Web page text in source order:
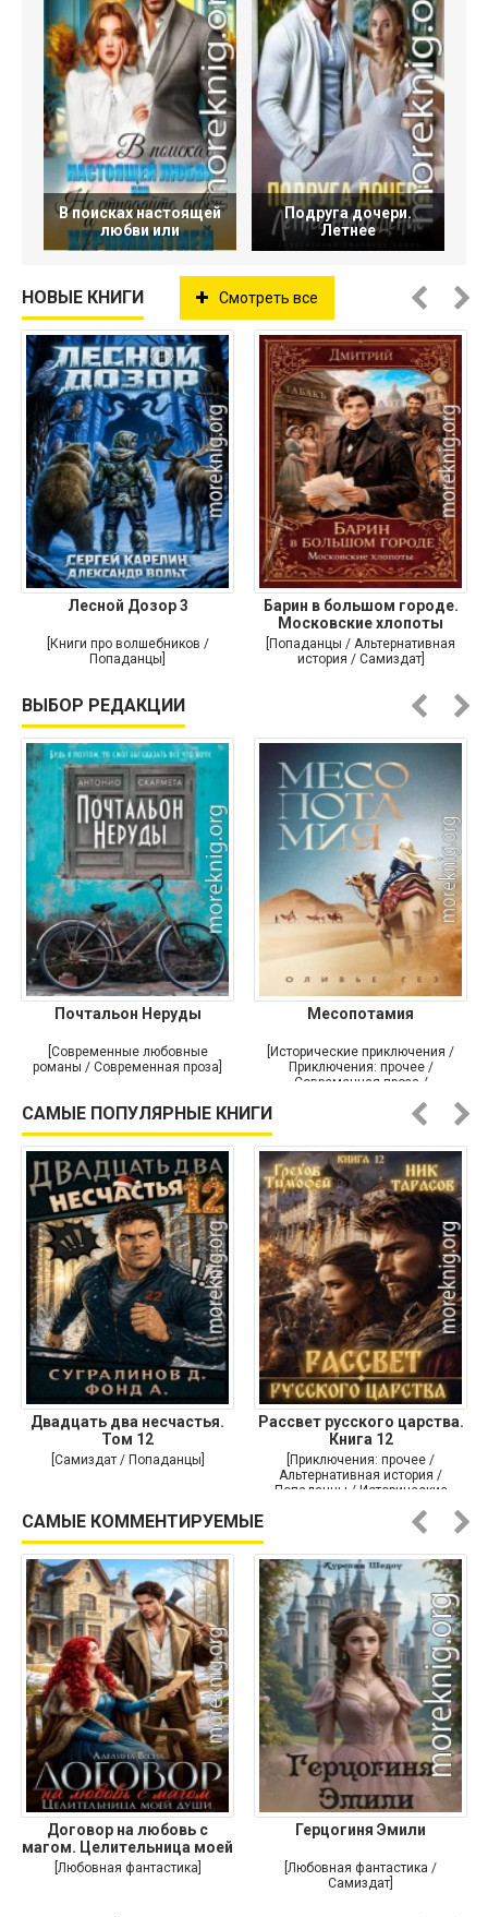
В поисках настоящей
любви или
Подруга дочери.
Летнее
НОВЫЕ КНИГИ Смотреть все
Лесной Дозор 3
[Книги про волшебников /
Попаданцы]
Барин в большом городе.
Московские хлопоты
[Попаданцы / Альтернативная
история / Самиздат]
ВЫБОР РЕДАКЦИИ
Почтальон Неруды
[Современные любовные
романы / Современная проза]
Месопотамия
[Исторические приключения /
Приключения: прочее /
Современная проза /
САМЫЕ ПОПУЛЯРНЫЕ КНИГИ
Двадцать два несчастья.
Том 12
[Самиздат / Попаданцы]
Рассвет русского царства.
Книга 12
[Приключения: прочее /
Альтернативная история /
Попаданцы / Исторические
САМЫЕ КОММЕНТИРУЕМЫЕ
Договор на любовь с
магом. Целительница моей
души
[Любовная фантастика]
Герцогиня Эмили
[Любовная фантастика /
Самиздат]